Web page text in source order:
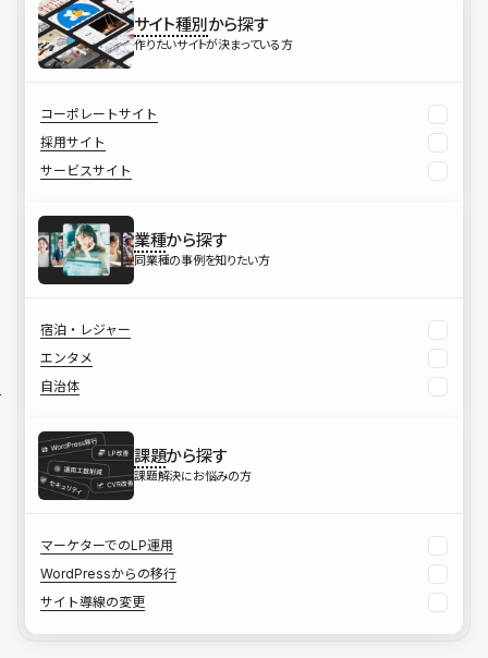
サイト種別から探す
作りたいサイトが決まっている方
コーポレートサイト
採用サイト
サービスサイト
業種から探す
同業種の事例を知りたい方
宿泊・レジャー
エンタメ
自治体
課題から探す
課題解決にお悩みの方
マーケターでのLP運用
WordPressからの移行
サイト導線の変更